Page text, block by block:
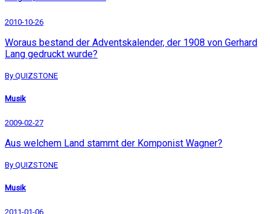
2010-10-26
Woraus bestand der Adventskalender, der 1908 von Gerhard
Lang gedruckt wurde?
By QUIZSTONE
Musik
2009-02-27
Aus welchem ​​Land stammt der Komponist Wagner?
By QUIZSTONE
Musik
2011-01-06